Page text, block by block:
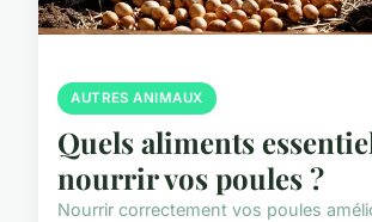
AUTRES ANIMAUX
Quels aliments
nourrir vos poules ?
Nourrir correctement vos poules